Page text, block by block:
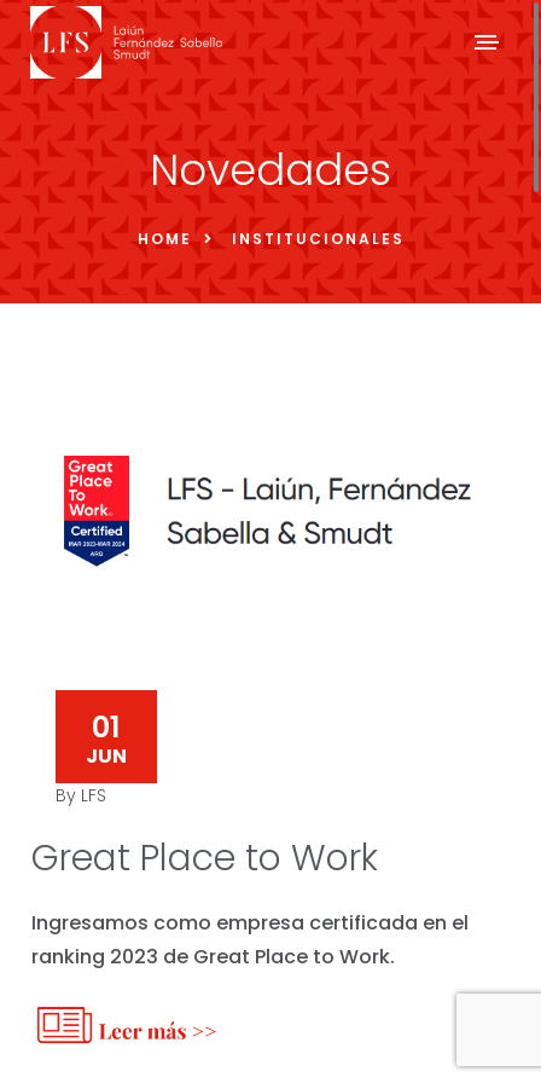
Novedades
HOME INSTITUCIONALES
01
JUN
By LFS
Great Place to Work
Ingresamos como empresa certificada en el
ranking 2023 de Great Place to Work.